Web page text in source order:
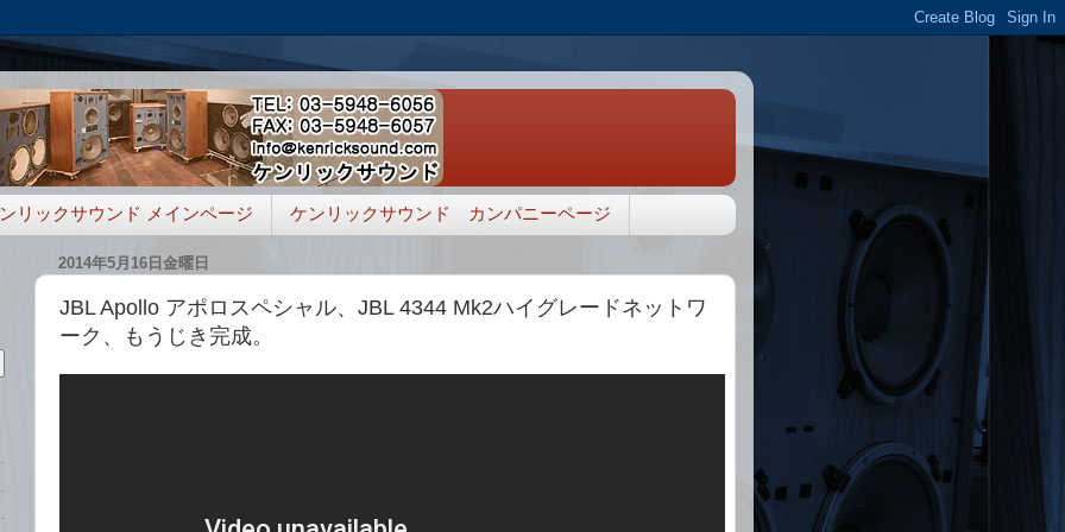
リックサウンド メインページ ケンリックサウンド カンパニーページ
2014年5月16日金曜日
JBL Apollo アポロスペシャル、JBL 4344 Mk2ハイグレードネットワ
ーク、もうじき完成。